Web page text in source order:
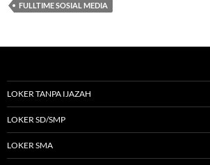
FULLTIME SOSIAL MEDIA
LOKER TANPA IJAZAH
LOKER SD/SMP
LOKER SMA